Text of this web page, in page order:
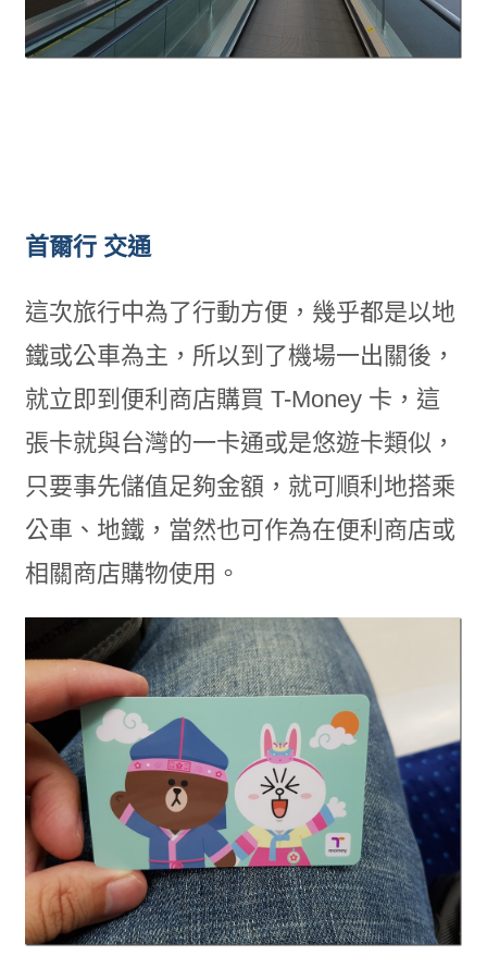
首爾行 交通
這次旅行中為了行動方便，幾乎都是以地
鐵或公車為主，所以到了機場一出關後，
就立即到便利商店購買 T-Money 卡，這
張卡就與台灣的一卡通或是悠遊卡類似，
只要事先儲值足夠金額，就可順利地搭乘
公車、地鐵，當然也可作為在便利商店或
相關商店購物使用。